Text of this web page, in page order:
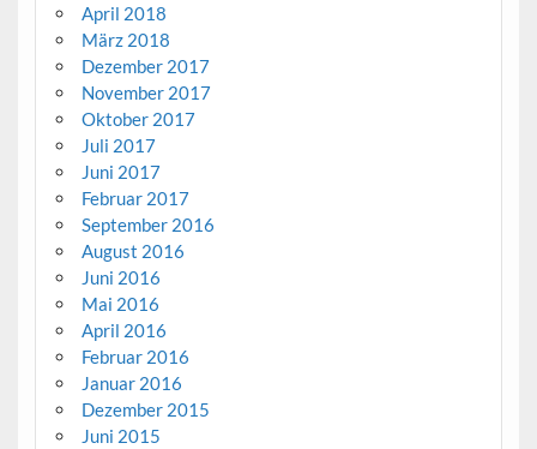
April 2018
März 2018
Dezember 2017
November 2017
Oktober 2017
Juli 2017
Juni 2017
Februar 2017
September 2016
August 2016
Juni 2016
Mai 2016
April 2016
Februar 2016
Januar 2016
Dezember 2015
Juni 2015